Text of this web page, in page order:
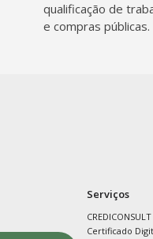
qualificação de
e compras públicas.
Serviços
CREDICONSULT
Certificado